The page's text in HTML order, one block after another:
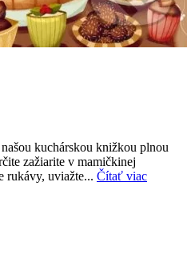
kuchárskou knižkou plnou
zažiarite v mamičkinej
rukávy, uviažte... Čítať viac